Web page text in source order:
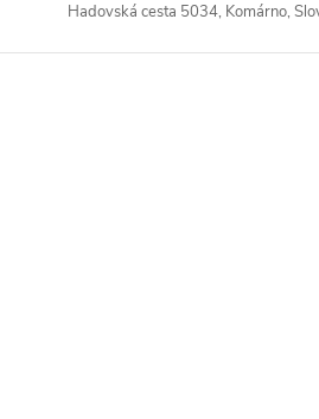
Hadovská cesta 5034, Komárno,